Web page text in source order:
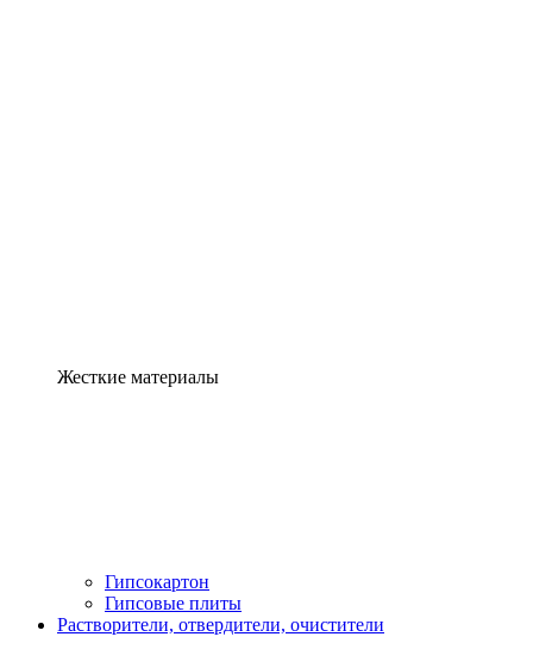
Жесткие материалы
Гипсокартон
Гипсовые плиты
Растворители, отвердители, очистители